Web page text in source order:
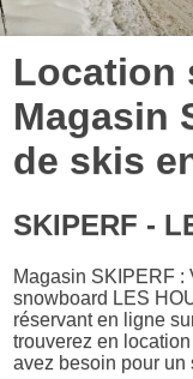
Location
Magasin
de skis
SKIPERF -
Magasin SKIPERF :
snowboard LES
réservant en ligne
trouverez en
avez besoin pour